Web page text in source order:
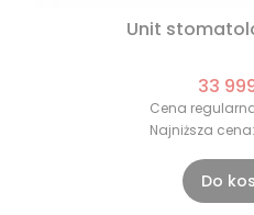
Unit
33
Cena
Najniższa cena:
Do